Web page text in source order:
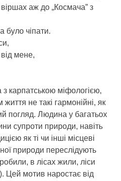
віршах аж до „Космача” з
було чіпати.
мене,
карпатською міфологією,
не такі гармонійні, як
погляд. Людина у багатьох
супроти природи, навіть
як ті чи інші місцеві
природи переслідують
в лісах жили, ліси
Цей мотив наростає від